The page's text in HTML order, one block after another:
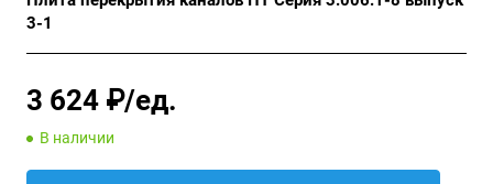
3-1
3 624 ₽/ед.
В наличии